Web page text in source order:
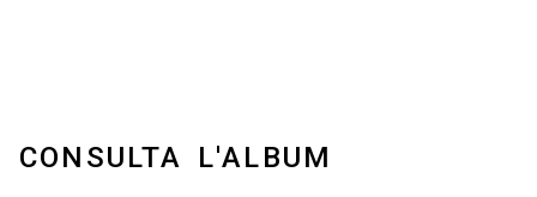
CONSULTA L'ALBUM